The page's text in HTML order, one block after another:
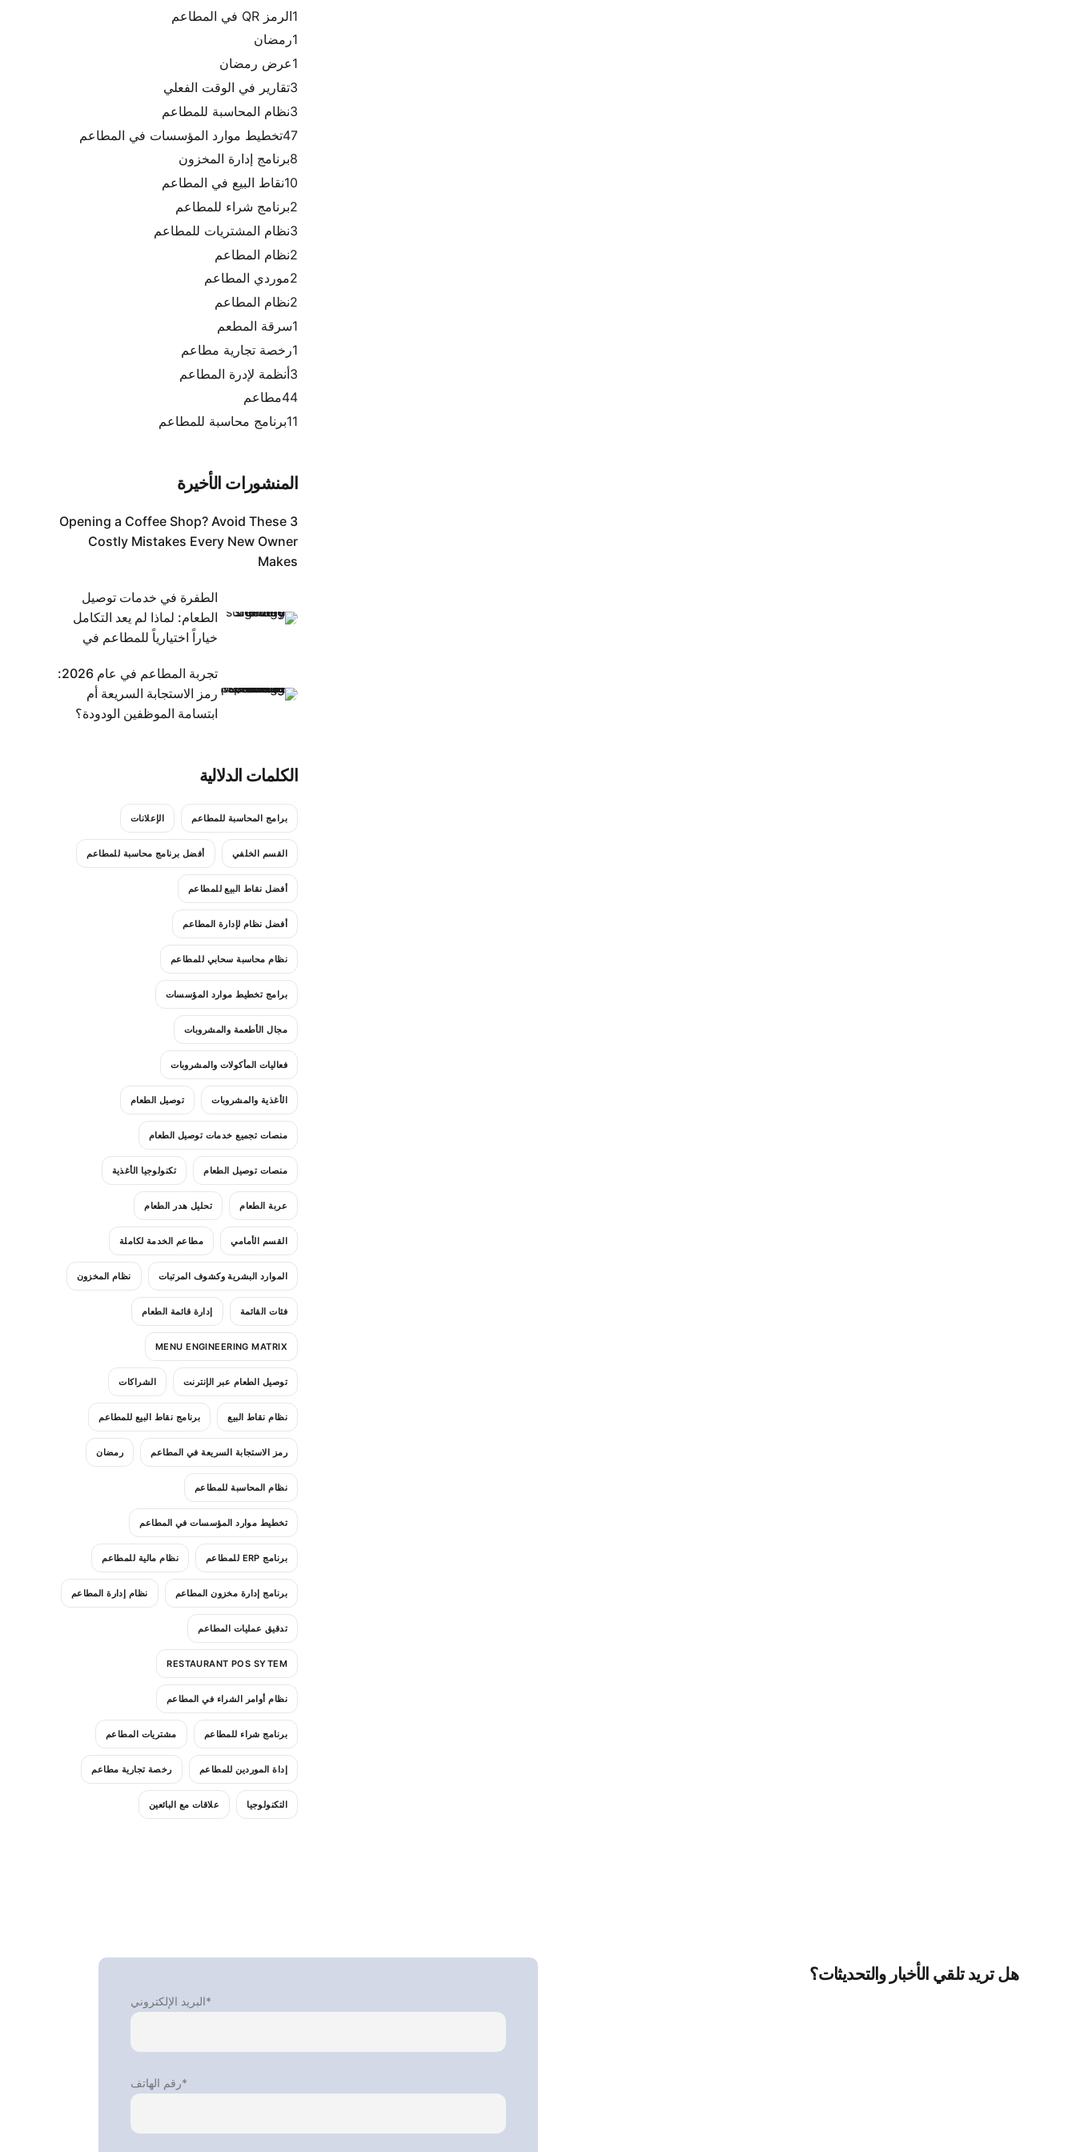
الرمز QR في المطاعم1
رمضان1
عرض رمضان1
تقارير في الوقت الفعلي3
نظام المحاسبة للمطاعم3
تخطيط موارد المؤسسات في المطاعم47
برنامج إدارة المخزون8
نقاط البيع في المطاعم10
برنامج شراء للمطاعم2
نظام المشتريات للمطاعم3
نظام المطاعم2
موردي المطاعم2
نظام المطاعم2
سرقة المطعم1
رخصة تجارية مطاعم1
أنظمة لإدرة المطاعم3
مطاعم44
برنامج محاسبة للمطاعم11
المنشورات الأخيرة
Opening a Coffee Shop? Avoid These 3
Costly Mistakes Every New Owner
Makes
الطفرة في خدمات توصيل
الطعام: لماذا لم يعد التكامل
خياراً اختيارياً للمطاعم في
تجربة المطاعم في عام 2026:
رمز الاستجابة السريعة أم
ابتسامة الموظفين الودودة؟
الكلمات الدلالية
برامج المحاسبة للمطاعم الإعلانات
القسم الخلفي أفضل برنامج محاسبة للمطاعم
أفضل نقاط البيع للمطاعم
أفضل نظام لإدارة المطاعم
نظام محاسبة سحابي للمطاعم
برامج تخطيط موارد المؤسسات
مجال الأطعمة والمشروبات
فعاليات المأكولات والمشروبات
الأغذية والمشروبات توصيل الطعام
منصات تجميع خدمات توصيل الطعام
منصات توصيل الطعام تكنولوجيا الأغذية
عربة الطعام تحليل هدر الطعام
القسم الأمامي مطاعم الخدمة لكاملة
الموارد البشرية وكشوف المرتبات نظام المخزون
فئات القائمة إدارة قائمة الطعام
MENU ENGINEERING MATRIX
توصيل الطعام عبر الإنترنت الشراكات
نظام نقاط البيع برنامج نقاط البيع للمطاعم
رمز الاستجابة السريعة في المطاعم رمضان
نظام المحاسبة للمطاعم
تخطيط موارد المؤسسات في المطاعم
برنامج ERP للمطاعم نظام مالية للمطاعم
برنامج إدارة مخزون المطاعم نظام إدارة المطاعم
تدقيق عمليات المطاعم
RESTAURANT POS SYTEM
نظام أوامر الشراء في المطاعم
برنامج شراء للمطاعم مشتريات المطاعم
إداة الموردين للمطاعم رخصة تجارية مطاعم
التكنولوجيا علاقات مع البائعين
هل تريد تلقي الأخبار والتحديثات؟
البريد الإلكتروني*
رقم الهاتف*